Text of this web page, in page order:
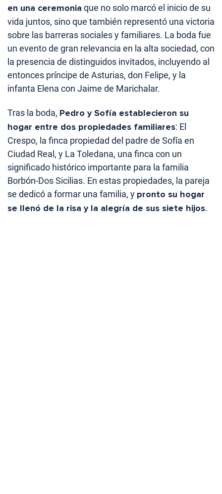
en una ceremonia que no solo marcó el inicio de su
vida juntos, sino que también representó una victoria
sobre las barreras sociales y familiares. La boda fue
un evento de gran relevancia en la alta sociedad, con
la presencia de distinguidos invitados, incluyendo al
entonces príncipe de Asturias, don Felipe, y la
infanta Elena con Jaime de Marichalar.
Tras la boda, Pedro y Sofía establecieron su
hogar entre dos propiedades familiares: El
Crespo, la finca propiedad del padre de Sofía en
Ciudad Real, y La Toledana, una finca con un
significado histórico importante para la familia
Borbón-Dos Sicilias. En estas propiedades, la pareja
se dedicó a formar una familia, y pronto su hogar
se llenó de la risa y la alegría de sus siete hijos.